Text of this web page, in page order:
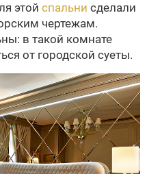
этой спальни сделали
чертежам.
в такой комнате
от городской суеты.